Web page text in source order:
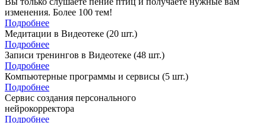
изменения. Более 100 тем!
Подробнее
Медитации в Видеотеке (20 шт.)
Подробнее
Записи тренингов в Видеотеке (48 шт.)
Подробнее
Компьютерные программы и сервисы (5 шт.)
Подробнее
Сервис создания персонального
нейрокорректора
Подробнее